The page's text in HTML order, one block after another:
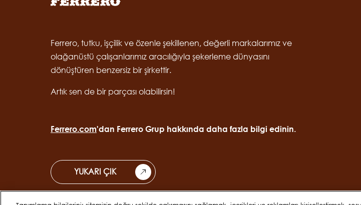
Ferrero, tutku, işçilik ve özenle şekillenen, değerli markalarımız ve
olağanüstü çalışanlarımız aracılığıyla şekerleme dünyasını
dönüştüren benzersiz bir şirkettir.
Artık sen de bir parçası olabilirsin!
Ferrero.com'dan Ferrero Grup hakkında daha fazla bilgi edinin.
YUKARI ÇIK